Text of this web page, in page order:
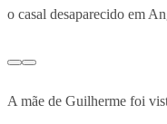
o casal desaparecido em
A mãe de Guilherme foi